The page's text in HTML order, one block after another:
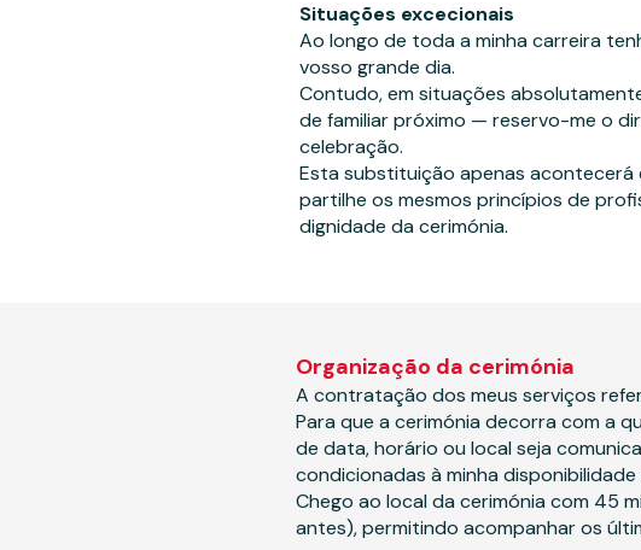
Situações excecionais
Ao longo de toda a minha carreira
vosso grande dia.
Contudo, em situações
de familiar próximo — reservo-me o
celebração.
Esta substituição apenas acontecerá
partilhe os mesmos princípios de
dignidade da cerimónia.
Organização da cerimónia
A contratação dos meus serviços
Para que a cerimónia decorra com a
de data, horário ou local seja
condicionadas à minha disponibilidade
Chego ao local da cerimónia com 45
antes), permitindo acompanhar os